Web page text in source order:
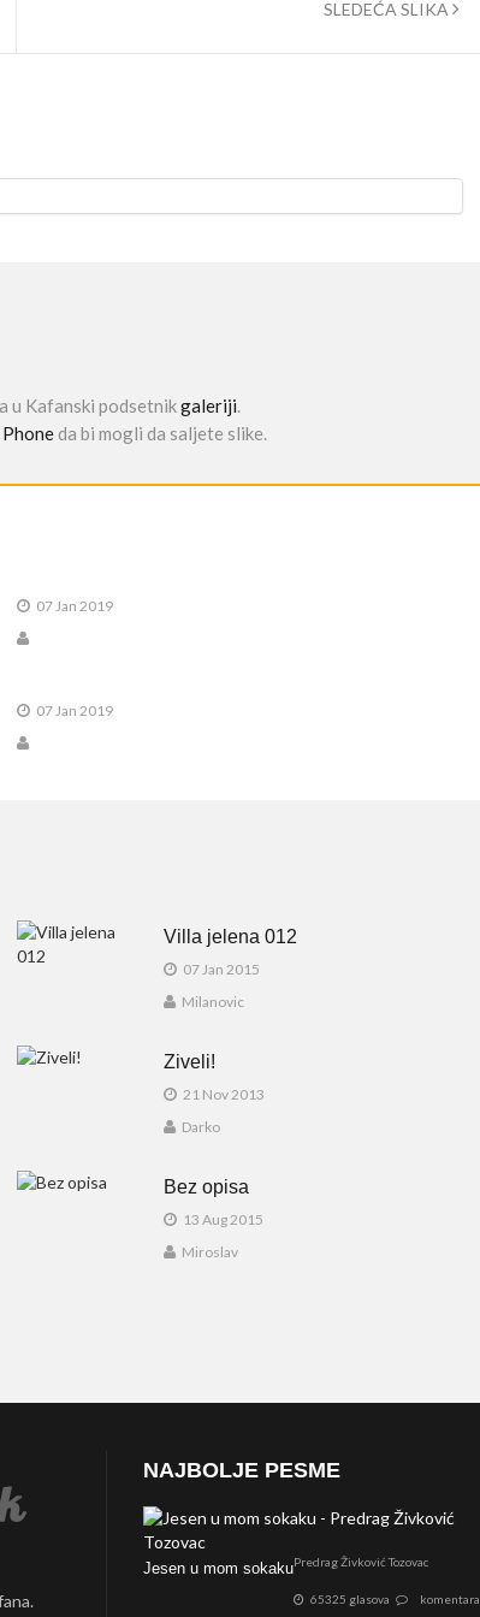
SLEDEĆA SLIKA
u Kafanski podsetnikgaleriji.
da bi mogli da saljete slike.
07 Jan 2019
07 Jan 2019
Villa jelena 012
07 Jan 2015
Milanovic
Ziveli!
21 Nov 2013
Darko
Bez opisa
13 Aug 2015
Miroslav
NAJBOLJE PESME
Jesen u mom sokakuPredrag Živković Tozovac
65325 glasova komentara